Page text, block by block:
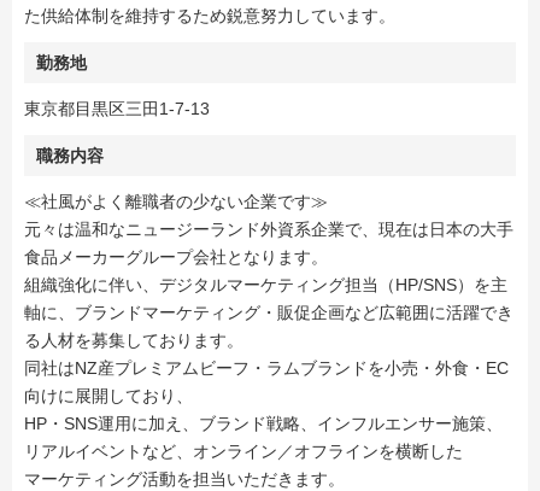
た供給体制を維持するため鋭意努力しています。
勤務地
東京都目黒区三田1-7-13
職務内容
≪社風がよく離職者の少ない企業です≫
元々は温和なニュージーランド外資系企業で、現在は日本の大手
食品メーカーグループ会社となります。
組織強化に伴い、デジタルマーケティング担当（HP/SNS）を主
軸に、ブランドマーケティング・販促企画など広範囲に活躍でき
る人材を募集しております。
同社はNZ産プレミアムビーフ・ラムブランドを小売・外食・EC
向けに展開しており、
HP・SNS運用に加え、ブランド戦略、インフルエンサー施策、
リアルイベントなど、オンライン／オフラインを横断した
マーケティング活動を担当いただきます。